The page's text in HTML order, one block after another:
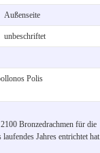
Außenseite
unbeschriftet
Polis
Bronzedrachmen für die
Jahres entrichtet hat.